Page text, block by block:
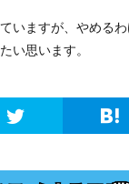
いますが、やめる
い思います。